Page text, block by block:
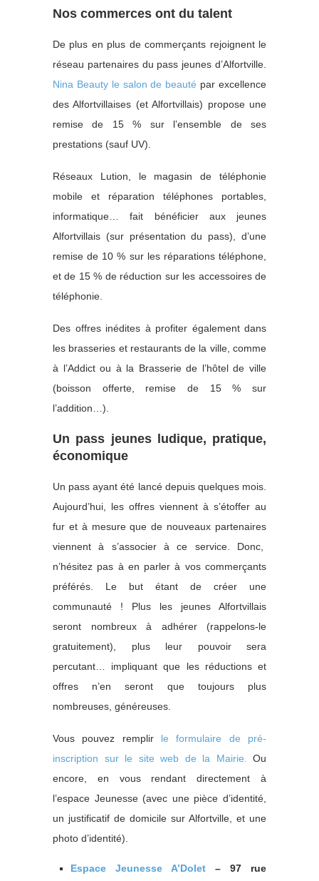
Nos commerces ont du talent
De plus en plus de commerçants rejoignent le
réseau partenaires du pass jeunes d’Alfortville.
Nina Beauty le salon de beauté par excellence
des Alfortvillaises (et Alfortvillais) propose une
remise de 15 % sur l’ensemble de ses
prestations (sauf UV).
Réseaux Lution, le magasin de téléphonie
mobile et réparation téléphones portables,
informatique… fait bénéficier aux jeunes
Alfortvillais (sur présentation du pass), d’une
remise de 10 % sur les réparations téléphone,
et de 15 % de réduction sur les accessoires de
téléphonie.
Des offres inédites à profiter également dans
les brasseries et restaurants de la ville, comme
à l’Addict ou à la Brasserie de l’hôtel de ville
(boisson offerte, remise de 15 % sur
l’addition…).
Un pass jeunes ludique, pratique,
économique
Un pass ayant été lancé depuis quelques mois.
Aujourd’hui, les offres viennent à s’étoffer au
fur et à mesure que de nouveaux partenaires
viennent à s’associer à ce service. Donc,
n’hésitez pas à en parler à vos commerçants
préférés. Le but étant de créer une
communauté ! Plus les jeunes Alfortvillais
seront nombreux à adhérer (rappelons-le
gratuitement), plus leur pouvoir sera
percutant… impliquant que les réductions et
offres n’en seront que toujours plus
nombreuses, généreuses.
Vous pouvez remplir le formulaire de pré-
inscription sur le site web de la Mairie.
Ou
encore, en vous rendant directement à
l’espace Jeunesse (avec une pièce d’identité,
un justificatif de domicile sur Alfortville, et une
photo d’identité).
Espace Jeunesse A’Dolet – 97 rue